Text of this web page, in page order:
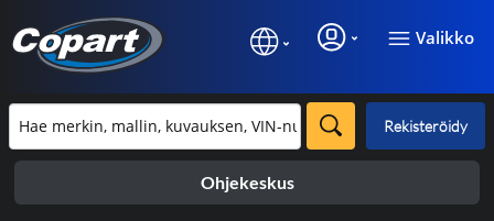
Valikko
Rekisteröidy
Ohjekeskus